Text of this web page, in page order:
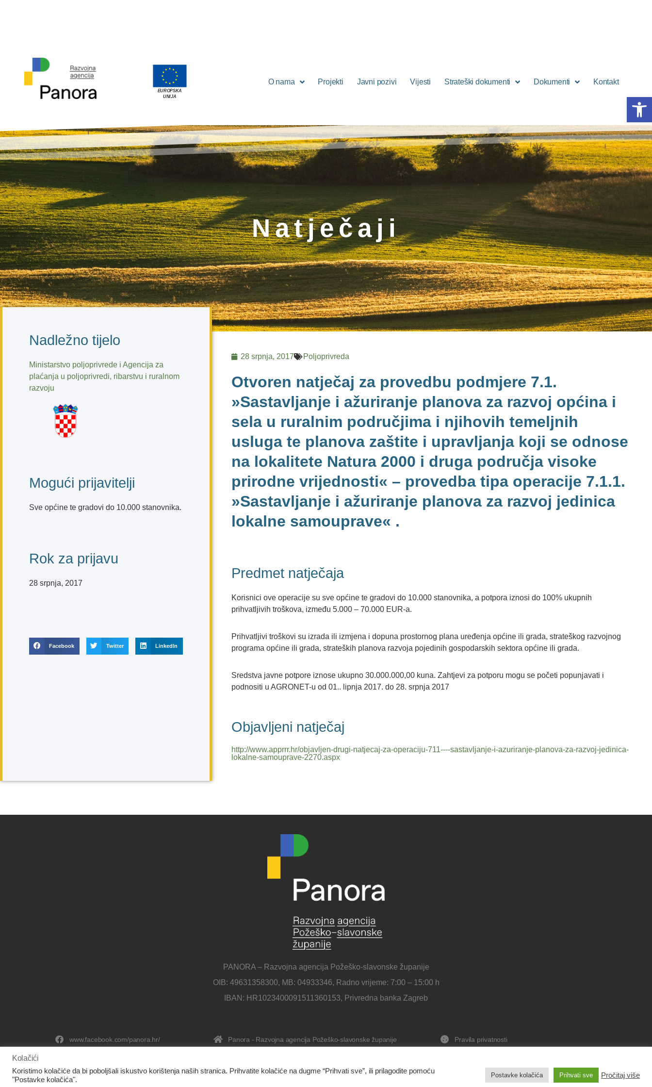
EUROPSKA
UNIJA
O nama Projekti Javni pozivi Vijesti Strateški dokumenti Dokumenti Kontakt
Natječaji
Nadležno tijelo
Ministarstvo poljoprivrede i Agencija za
plaćanja u poljoprivredi, ribarstvu i ruralnom
razvoju
Mogući prijavitelji
Sve općine te gradovi do 10.000 stanovnika.
Rok za prijavu
28 srpnja, 2017
Facebook Twitter LinkedIn
28 srpnja, 2017 Poljoprivreda
Otvoren natječaj za provedbu podmjere 7.1.
»Sastavljanje i ažuriranje planova za razvoj općina i
sela u ruralnim područjima i njihovih temeljnih
usluga te planova zaštite i upravljanja koji se odnose
na lokalitete Natura 2000 i druga područja visoke
prirodne vrijednosti« – provedba tipa operacije 7.1.1.
»Sastavljanje i ažuriranje planova za razvoj jedinica
lokalne samouprave« .
Predmet natječaja
Korisnici ove operacije su sve općine te gradovi do 10.000 stanovnika, a potpora iznosi do 100% ukupnih
prihvatljivih troškova, između 5.000 – 70.000 EUR-a.
Prihvatljivi troškovi su izrada ili izmjena i dopuna prostornog plana uređenja općine ili grada, strateškog razvojnog
programa općine ili grada, strateških planova razvoja pojedinih gospodarskih sektora općine ili grada.
Sredstva javne potpore iznose ukupno 30.000.000,00 kuna. Zahtjevi za potporu mogu se početi popunjavati i
podnositi u AGRONET-u od 01.. lipnja 2017. do 28. srpnja 2017
Objavljeni natječaj
http://www.apprrr.hr/objavljen-drugi-natjecaj-za-operaciju-711----sastavljanje-i-azuriranje-planova-za-razvoj-jedinica-
lokalne-samouprave-2270.aspx
PANORA – Razvojna agencija Požeško-slavonske županije
OIB: 49631358300, MB: 04933346, Radno vrijeme: 7:00 – 15:00 h
IBAN: HR1023400091511360153, Privredna banka Zagreb
www.facebook.com/panora.hr/
Panora - Razvojna agencija Požeško-slavonske županije
Pravila privatnosti
Kolačići
Koristimo kolačiće da bi poboljšali iskustvo korištenja naših stranica. Prihvatite kolačiće na dugme “Prihvati sve”, ili prilagodite pomoću
"Postavke kolačića".
Postavke kolačića Prihvati sve Pročitaj više